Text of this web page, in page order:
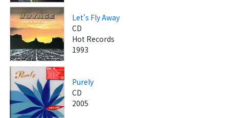
Let's Fly Away
CD
Hot Records
1993
Purely
CD
2005